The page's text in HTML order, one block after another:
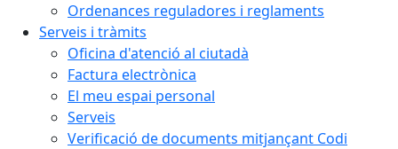
Ordenances reguladores i reglaments
Serveis i tràmits
Oficina d'atenció al ciutadà
Factura electrònica
El meu espai personal
Serveis
Verificació de documents mitjançant Codi